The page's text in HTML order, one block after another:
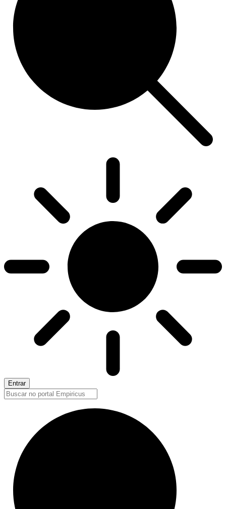
Entrar